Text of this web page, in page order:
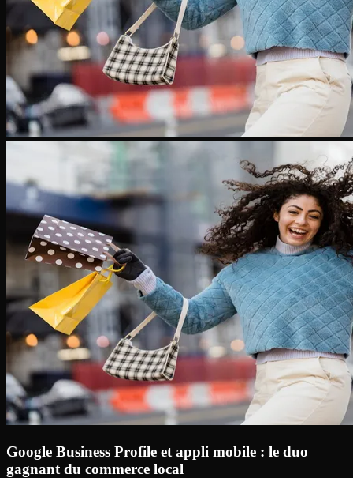
Google Business Profile et appli mobile : le duo
gagnant du commerce local